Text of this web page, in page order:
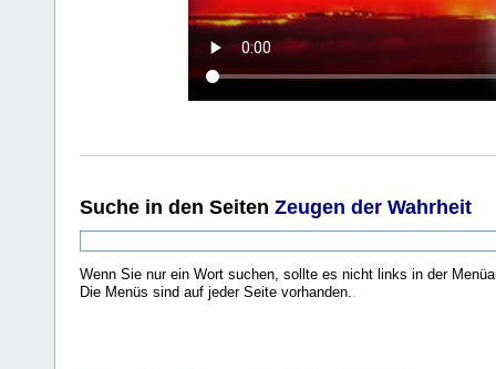
Suche in den Seiten Zeugen der Wahrheit
Wenn Sie nur ein Wort suchen, sollte es nicht links in der
Die Menüs sind auf jeder Seite vorhanden.